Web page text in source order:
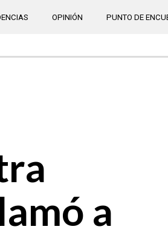
OPINIÓN PUNTO DE
a